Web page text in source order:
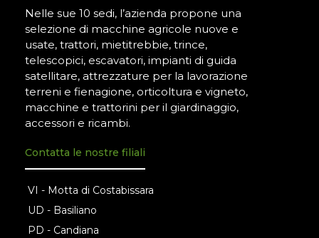
Nelle sue 10 sedi, l’azienda propone una
selezione di macchine agricole nuove e
usate, trattori, mietitrebbie, trince,
telescopici, escavatori, impianti di guida
satellitare, attrezzature per la lavorazione
terreni e fienagione, orticoltura e vigneto,
macchine e trattorini per il giardinaggio,
accessori e ricambi.
Contatta le nostre filiali
VI - Motta di Costabissara
UD - Basiliano
PD - Candiana